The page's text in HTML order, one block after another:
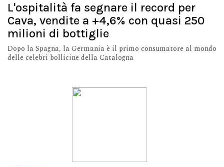
L'ospitalità fa segnare il record per
Cava, vendite a +4,6% con quasi 250
milioni di bottiglie
Dopo la Spagna, la Germania è il primo consumatore al mondo
delle celebri bollicine della Catalogna